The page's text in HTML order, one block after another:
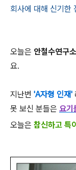
회사에 대해 신기한
오늘은 안철수연구
요.
지난번 'A자형 인재'
못 보신 분들은 요기
오늘은 참신하고 특